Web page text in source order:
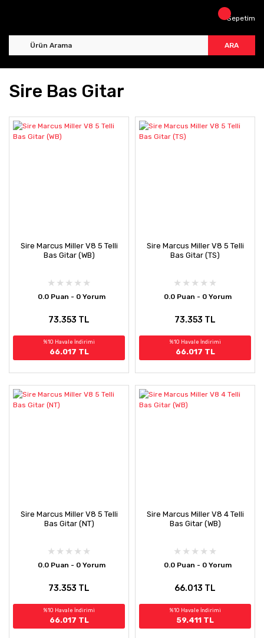
ARA
Sepetim
Sire Bas Gitar
Sire Marcus Miller V8 5 Telli
Bas Gitar (WB)
0.0 Puan - 0 Yorum
73.353 TL
%10 Havale İndirimi
66.017 TL
Sire Marcus Miller V8 5 Telli
Bas Gitar (TS)
0.0 Puan - 0 Yorum
73.353 TL
%10 Havale İndirimi
66.017 TL
Sire Marcus Miller V8 5 Telli
Bas Gitar (NT)
0.0 Puan - 0 Yorum
73.353 TL
%10 Havale İndirimi
66.017 TL
Sire Marcus Miller V8 4 Telli
Bas Gitar (WB)
0.0 Puan - 0 Yorum
66.013 TL
%10 Havale İndirimi
59.411 TL